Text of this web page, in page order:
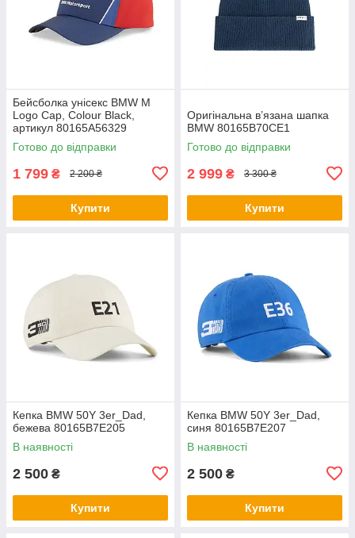
Бейсболка унісекс BMW M
Logo Cap, Colour Black,
артикул 80165A56329
Готово до відправки
1 799 ₴ 2 200 ₴
Купити
Оригінальна в’язана шапка
BMW 80165B70CE1
Готово до відправки
2 999 ₴ 3 300 ₴
Купити
Кепка BMW 50Y 3er_Dad,
бежева 80165B7E205
В наявності
2 500 ₴
Купити
Кепка BMW 50Y 3er_Dad,
синя 80165B7E207
В наявності
2 500 ₴
Купити